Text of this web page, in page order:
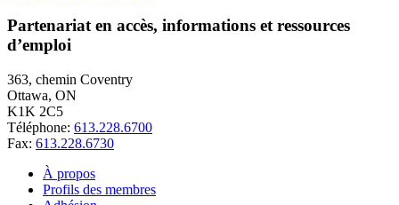
Partenariat en accès, informations et ressources
d’emploi
363, chemin Coventry
Ottawa, ON
K1K 2C5
Téléphone: 613.228.6700
Fax: 613.228.6730
À propos
Profils des membres